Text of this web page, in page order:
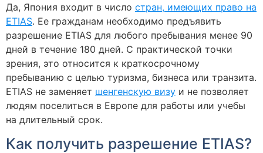
Да, Япония входит в число стран, имеющих право на
ETIAS. Ее гражданам необходимо предъявить
разрешение ETIAS для любого пребывания менее 90
дней в течение 180 дней. С практической точки
зрения, это относится к краткосрочному
пребыванию с целью туризма, бизнеса или транзита.
ETIAS не заменяет шенгенскую визу и не позволяет
людям поселиться в Европе для работы или учебы
на длительный срок.
Как получить разрешение ETIAS?